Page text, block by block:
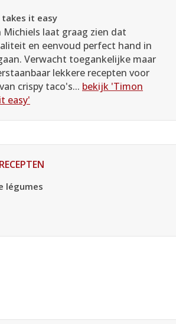
it easy
Michiels laat graag zien dat
en eenvoud perfect hand in
Verwacht toegankelijke maar
lekkere recepten voor
crispy taco's... bekijk 'Timon
easy'
légumes